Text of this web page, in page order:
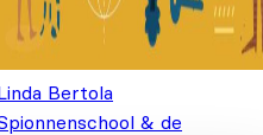
prijs was: €9,99.
is: €5,99.
Bertola
& de